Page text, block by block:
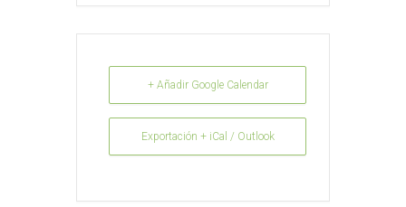
+ Añadir Google Calendar
Exportación + iCal / Outlook